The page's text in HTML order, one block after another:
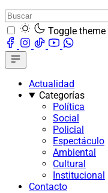
Toggle theme
Actualidad
Categorías
Política
Social
Policial
Espectáculo
Ambiental
Cultural
Institucional
Contacto